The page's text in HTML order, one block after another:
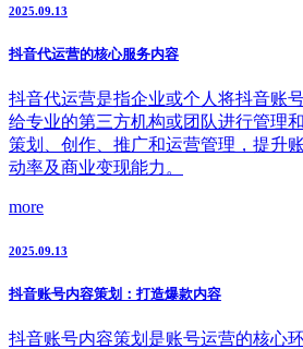
2025.09.13
抖音代运营的核心服务内容
抖音代运营是指企业或个人将抖音账
给专业的第三方机构或团队进行管理
策划、创作、推广和运营管理，提升
动率及商业变现能力。
more
2025.09.13
抖音账号内容策划：打造爆款内容
抖音账号内容策划是账号运营的核心